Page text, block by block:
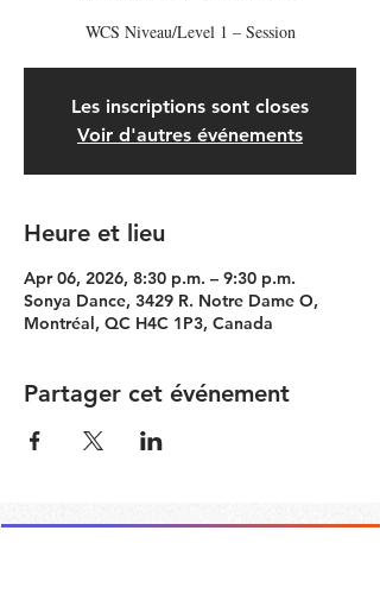
WCS Niveau/Level 1 – Session
Les inscriptions sont closes
Voir d'autres événements
Heure et lieu
Apr 06, 2026, 8:30 p.m. – 9:30 p.m.
Sonya Dance, 3429 R. Notre Dame O,
Montréal, QC H4C 1P3, Canada
Partager cet événement